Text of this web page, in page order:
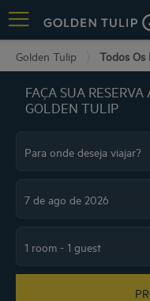
Golden Tulip Todos Os
FAÇA SUA
GOLDEN TULIP